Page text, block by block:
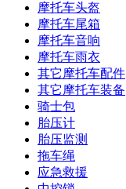
摩托车头盔
摩托车尾箱
摩托车音响
摩托车雨衣
其它摩托车配件
其它摩托车装备
骑士包
胎压计
胎压监测
拖车绳
应急救援